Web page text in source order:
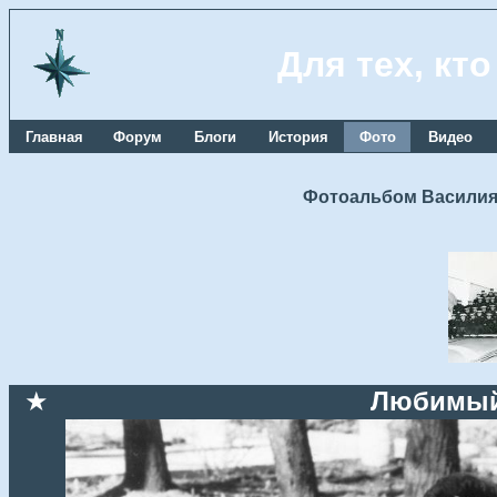
Для тех,
Главная Форум Блоги История Фото Видео
Фотоальбом
★